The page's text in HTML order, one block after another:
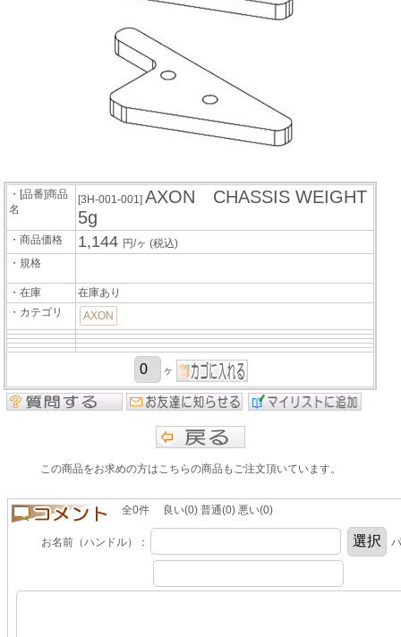
・[品番]商品
名
[3H-001-001]AXON CHASSIS WEIGHT
5g
・商品価格 1,144 円/ヶ(税込)
・規格
・在庫
在庫あり
・カテゴリ
AXON
ヶ
この商品をお求めの方はこちらの商品もご注文頂いています。
全0件 良い(0) 普通(0) 悪い(0)
お名前（ハンドル）：